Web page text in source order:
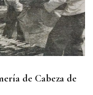
de Cabeza de